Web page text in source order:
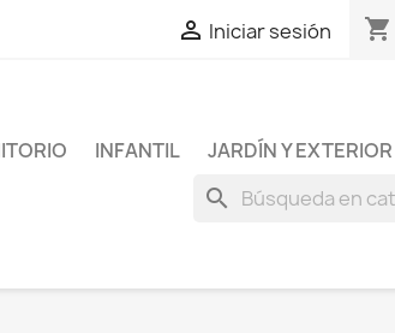
 Iniciar sesión shopping_cart
INFANTIL JARDÍN Y EXTERIOR
search